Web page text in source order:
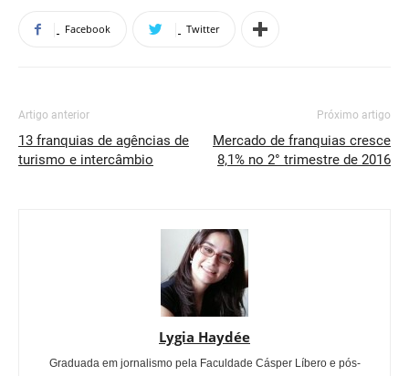
Facebook Twitter
Artigo anterior
13 franquias de agências de
turismo e intercâmbio
Próximo artigo
Mercado de franquias cresce
8,1% no 2° trimestre de 2016
Lygia Haydée
Graduada em jornalismo pela Faculdade Cásper Líbero e pós-